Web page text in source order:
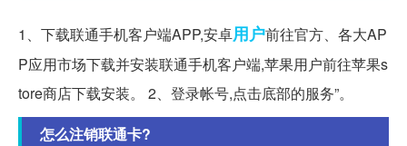
1、下载联通手机客户端APP,安卓用户前往官方、各大AP
P应用市场下载并安装联通手机客户端,苹果用户前往苹果s
tore商店下载安装。 2、登录帐号,点击底部的服务”。
怎么注销联通卡?